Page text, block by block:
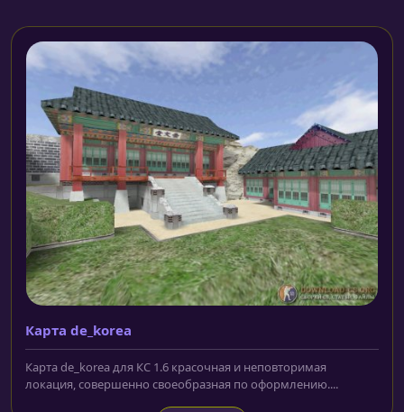
Карта de_korea
Карта de_korea для КС 1.6 красочная и неповторимая
локация, совершенно своеобразная по оформлению....